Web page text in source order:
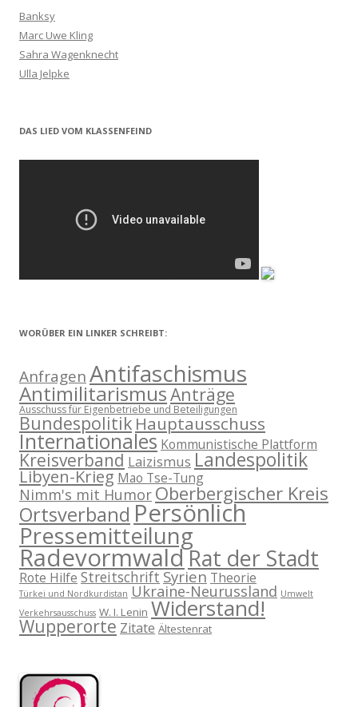
Banksy
Marc Uwe Kling
Sahra Wagenknecht
Ulla Jelpke
DAS LIED VOM KLASSENFEIND
WORÜBER EIN LINKER SCHREIBT:
AnfragenAntifaschismus
AntimilitarismusAnträge
Ausschuss für Eigenbetriebe und Beteiligungen
Bundespolitik Hauptausschuss
Internationales Kommunistische Plattform
Kreisverband Laizismus Landespolitik
Libyen-Krieg Mao Tse-Tung
Nimm's mit Humor Oberbergischer Kreis
OrtsverbandPersönlich
Pressemitteilung
RadevormwaldRat der Stadt
Rote Hilfe Streitschrift Syrien Theorie
Türkei und Nordkurdistan Ukraine-Neurussland Umwelt
Verkehrsausschuss W. I. Lenin Widerstand!
Wupperorte Zitate Ältestenrat